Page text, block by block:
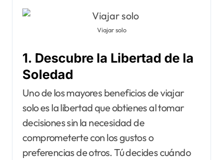
Viajar solo
1. Descubre la Libertad de la
Soledad
Uno de los mayores beneficios de viajar
solo es la libertad que obtienes al tomar
decisiones sin la necesidad de
comprometerte con los gustos o
preferencias de otros. Tú decides cuándo